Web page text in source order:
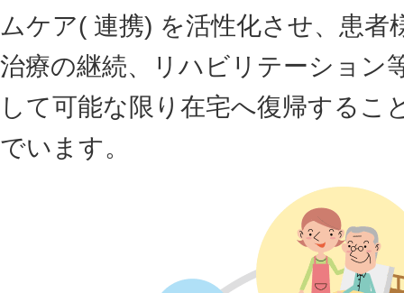
ムケア( 連携) を活性化させ、患者
治療の継続、リハビリテーション
して可能な限り在宅へ復帰するこ
でいます。